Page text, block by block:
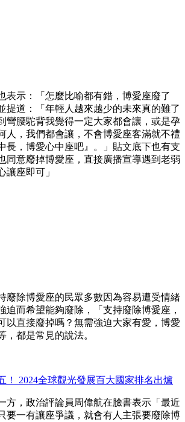
表示：「怎麼比喻都有錯，博愛座廢了
提道：「年輕人越來越少的未來真的難了
彎腰駝背我覺得一定大家都會讓，或是孕
人，我們都會讓，不會博愛座客滿就不禮
長，博愛心中座吧』。」貼文底下也有支
同意廢掉博愛座，直接廣播宣導遇到老弱
讓座即可」
廢除博愛座的民眾多數因為容易遭受情緒
迫而希望能夠廢除，「支持廢除博愛座，
以直接廢掉嗎？無需強迫大家有愛，博愛
，都是常見的說法。
！ 2024全球觀光發展百大國家排名出爐
方，政治評論員周偉航在臉書表示「最近
要一有讓座爭議，就會有人主張要廢除博